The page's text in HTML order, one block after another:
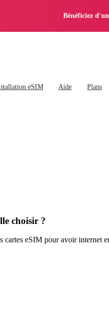
Bénéficiez
eSIM Aide Plans
choisir ?
cartes eSIM pour avoir internet